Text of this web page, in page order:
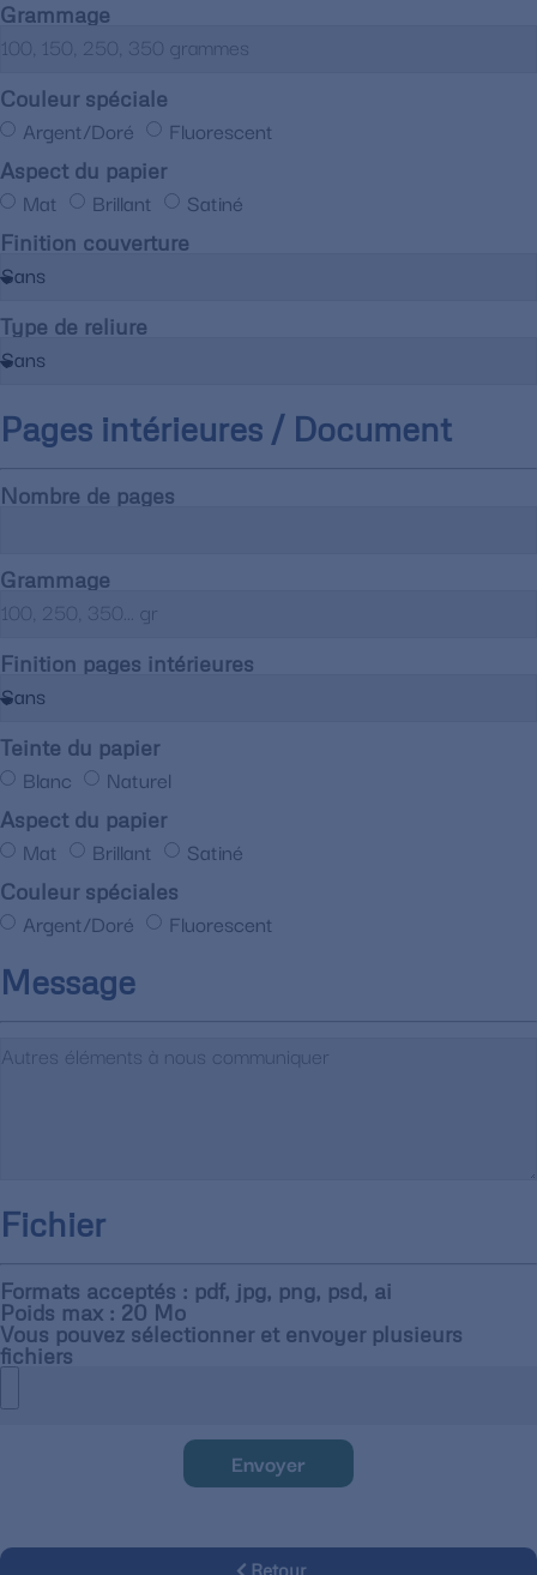
Grammage
Couleur spéciale
Argent/Doré Fluorescent
Aspect du papier
Mat Brillant Satiné
Finition couverture
Type de reliure
Pages intérieures / Document
Nombre de pages
Grammage
Finition pages intérieures
Teinte du papier
Blanc Naturel
Aspect du papier
Mat Brillant Satiné
Couleur spéciales
Argent/Doré Fluorescent
Message
Fichier
Formats acceptés : pdf, jpg, png, psd, ai
Poids max : 20 Mo
Vous pouvez sélectionner et envoyer plusieurs
fichiers
Envoyer